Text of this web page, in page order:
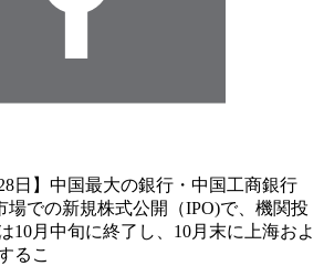
日】中国最大の銀行・中国工商銀行
場での新規株式公開（IPO)で、機関投
10月中旬に終了し、10月末に上海およ
るこ